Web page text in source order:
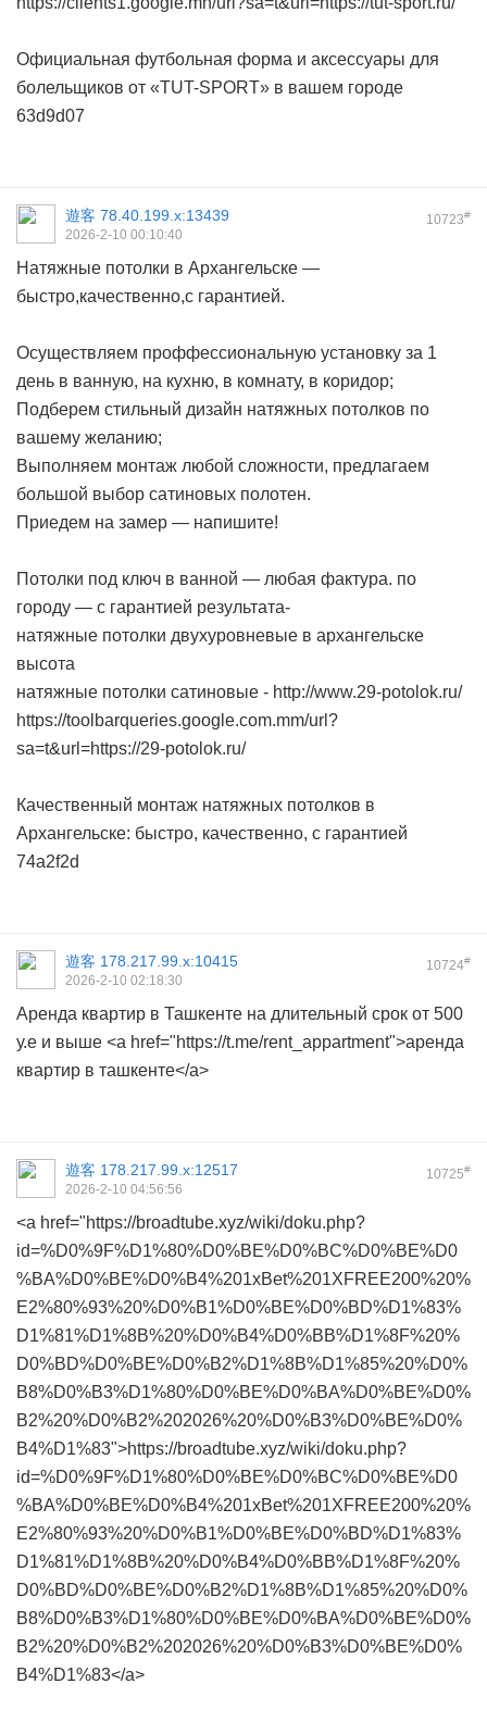
Официальная футбольная форма и аксессуары для
болельщиков от «TUT-SPORT» в вашем городе
63d9d07
10723#
遊客 78.40.199.x:13439
2026-2-10 00:10:40
Натяжные потолки в Архангельске —
быстро,качественно,с гарантией.
Осуществляем проффессиональную установку за 1
день в ванную, на кухню, в комнату, в коридор;
Подберем стильный дизайн натяжных потолков по
вашему желанию;
Выполняем монтаж любой сложности, предлагаем
большой выбор сатиновых полотен.
Приедем на замер — напишите!
Потолки под ключ в ванной — любая фактура. по
городу — с гарантией результата-
натяжные потолки двухуровневые в архангельске
высота
натяжные потолки сатиновые - http://www.29-potolok.ru/
https://toolbarqueries.google.com.mm/url?
sa=t&url=https://29-potolok.ru/
Качественный монтаж натяжных потолков в
Архангельске: быстро, качественно, с гарантией
74a2f2d
10724#
遊客 178.217.99.x:10415
2026-2-10 02:18:30
Аренда квартир в Ташкенте на длительный срок от 500
у.е и выше <a href="https://t.me/rent_appartment">аренда
квартир в ташкенте</a>
10725#
遊客 178.217.99.x:12517
2026-2-10 04:56:56
<a href="https://broadtube.xyz/wiki/doku.php?
id=%D0%9F%D1%80%D0%BE%D0%BC%D0%BE%D0
%BA%D0%BE%D0%B4%201xBet%201XFREE200%20%
E2%80%93%20%D0%B1%D0%BE%D0%BD%D1%83%
D1%81%D1%8B%20%D0%B4%D0%BB%D1%8F%20%
D0%BD%D0%BE%D0%B2%D1%8B%D1%85%20%D0%
B8%D0%B3%D1%80%D0%BE%D0%BA%D0%BE%D0%
B2%20%D0%B2%202026%20%D0%B3%D0%BE%D0%
B4%D1%83">https://broadtube.xyz/wiki/doku.php?
id=%D0%9F%D1%80%D0%BE%D0%BC%D0%BE%D0
%BA%D0%BE%D0%B4%201xBet%201XFREE200%20%
E2%80%93%20%D0%B1%D0%BE%D0%BD%D1%83%
D1%81%D1%8B%20%D0%B4%D0%BB%D1%8F%20%
D0%BD%D0%BE%D0%B2%D1%8B%D1%85%20%D0%
B8%D0%B3%D1%80%D0%BE%D0%BA%D0%BE%D0%
B2%20%D0%B2%202026%20%D0%B3%D0%BE%D0%
B4%D1%83</a>